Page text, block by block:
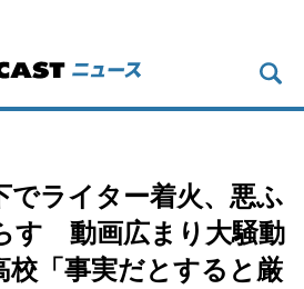
でライター着火、悪ふ
す 動画広まり大騒動
校「事実だとすると厳